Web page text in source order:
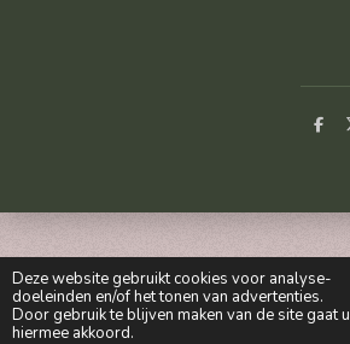
Deze website gebruikt cookies voor analyse-
doeleinden en/of het tonen van advertenties.
Door gebruik te blijven maken van de site gaat u
hiermee akkoord.
D